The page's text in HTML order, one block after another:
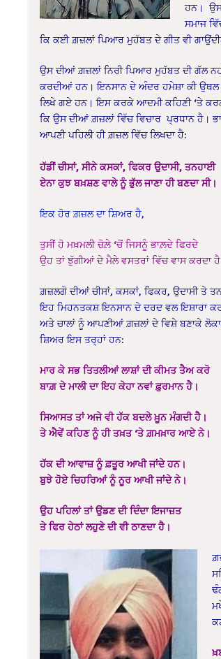
ਹਨ। ਉਸ
ਸਮਾਜ
ਕਿ ਕਈ ਗ਼ਜ਼ਲਾਂ ਪਿਆਰ ਮੁਹੱਬਤ ਦੇ ਗੀਤ ਵੀ
ਉਸ ਦੀਆਂ ਗ਼ਜ਼ਲਾਂ ਨਿਰੀ ਪਿਆਰ ਮੁਹੱਬਤ ਦੀ ਗੱਲ
ਕਰਦੀਆਂ ਹਨ। ਇਨਸਾਨ ਦੇ ਅੰਦਰ ਹਮੇਸ਼ਾ ਕੀ ਉਥਲ
ਲਿਖੇ ਗਏ ਹਨ। ਇਸ ਕਰਕੇ ਆਦਮੀ ਕਹਿਣੀ ‘ਤੇ
ਕਿ ਉਸ ਦੀਆਂ ਗ਼ਜ਼ਲਾਂ ਵਿੱਚ ਵਿਚਾਰ ਪ੍ਰਧਾਨ ਹੈ।
ਆਪਣੀ ਪਹਿਲੀ ਹੀ ਗ਼ਜ਼ਲ ਵਿੱਚ ਲਿਖਦਾ ਹੈ:
ਹੱਡੀਂ ਚੀਸਾਂ, ਸੀਨੇ ਕਸਕਾਂ, ਫਿਕਰ ਉਦਾਸੀ, ਤਨਹਾਈ
ਏਨਾ ਕੁਝ ਬਖ਼ਸ਼ਣ ਵਾਲੇ ਨੂੰ ਭੁੱਲ ਜਾਣਾ ਹੀ ਬਣਦਾ ਸੀ।
ਇਕ ਹੋਰ ਗ਼ਜ਼ਲ ਦਾ ਸ਼ਿਅਰ ਹੈ,
ਤੁਸੀਂ ਹੋ ਮਖ਼ਮਲੀ ਚੋਲ਼ੇ ‘ਚੋਂ ਜਿਸਨੂੰ ਭਾਲ਼ਦੇ ਫਿਰਦੇ
ਉਹ ਤਾਂ ਝੁੱਗੀਆਂ ਦੇ ਮੈਲੇ ਵਸਤਰਾਂ ਵਿੱਚ ਵਾਸ ਕਰਦਾ
ਗ਼ਜ਼ਲਗੋ ਦੀਆਂ ਚੀਸਾਂ, ਕਸਕਾਂ, ਫਿਕਰ, ਉਦਾਸੀ ਤੇ
ਇਹ ਮਿਹਨਤਕਸ਼ ਇਨਸਾਨ ਦੇ ਦਰਦ ਵਲ ਇਸ਼ਾਰਾ
ਅਤੇ ਚਾਲਾਂ ਨੂੰ ਆਪਣੀਆਂ ਗ਼ਜ਼ਲਾਂ ਦੇ ਵਿਸ਼ੇ ਬਣਾਕੇ
ਸ਼ਿਅਰ ਇਸ ਤਰ੍ਹਾਂ ਹਨ:
ਮਾਰ ਕੇ ਸਭ ਤਿਤਲੀਆਂ ਲਾਸ਼ਾਂ ਦੀ ਕੀਮਤ ਤੈਅ ਕਰੋ
ਬਾਗ਼ ਦੇ ਮਾਲੀ ਦਾ ਇਹ ਕੇਹਾ ਨਵਾਂ ਫ਼ੁਰਮਾਨ ਹੈ।
ਸਿਆਸਤ ਤਾਂ ਅਜੇ ਵੀ ਹੱਕ ਬਦਲੇ ਖ਼ੂਨ ਮੰਗਦੀ ਹੈ।
ਤੇ ਐਵੇਂ ਕਹਿਣ ਨੂੰ ਹੀ ਤਖ਼ਤ ‘ਤੇ ਗ਼ਮਖ਼ਾਰ ਆਏ ਨੇ।
ਹੱਕ ਦੀ ਆਵਾਜ਼ ਨੂੰ ਫ਼ਤੂਰ ਆਖੀ ਜਾਂਦੇ ਹਨ।
ਬੁਝੇ ਹੋਏ ਚਿਹਰਿਆਂ ਨੂੰ ਨੂਰ ਆਖੀ ਜਾਂਦੇ ਨੇ।
ਉਹ ਪਹਿਲਾਂ ਤਾਂ ਉਡਣ ਦੀ ਦਿੰਦਾ ਇਜਾਜ਼ਤ
ਤੇ ਫਿਰ ਹੇਠਾਂ ਲਹੁਣੇ ਦੀ ਵੀ ਠਾਣਦਾ ਹੈ।